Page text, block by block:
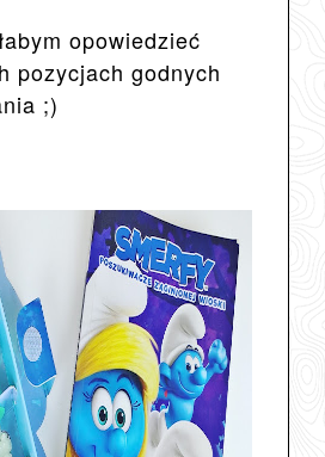
opowiedzieć
pozycjach godnych
;)